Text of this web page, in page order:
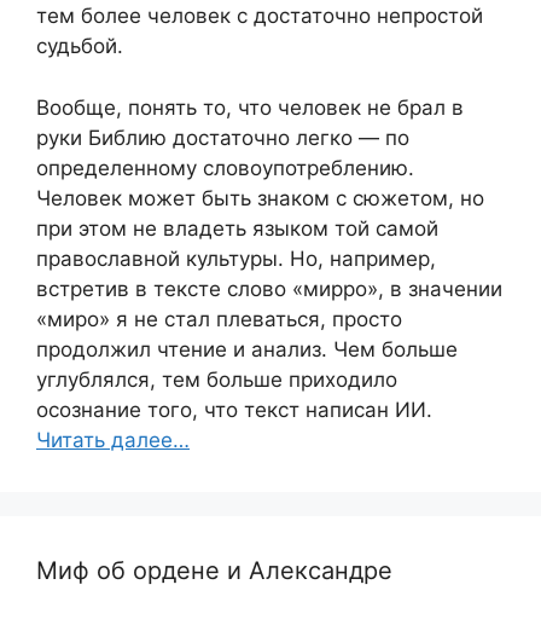
тем более человек с достаточно непростой
судьбой.
Вообще, понять то, что человек не брал в
руки Библию достаточно легко — по
определенному словоупотреблению.
Человек может быть знаком с сюжетом, но
при этом не владеть языком той самой
православной культуры. Но, например,
встретив в тексте слово «мирро», в значении
«миро» я не стал плеваться, просто
продолжил чтение и анализ. Чем больше
углублялся, тем больше приходило
осознание того, что текст написан ИИ.
Читать далее…
Миф об ордене и Александре